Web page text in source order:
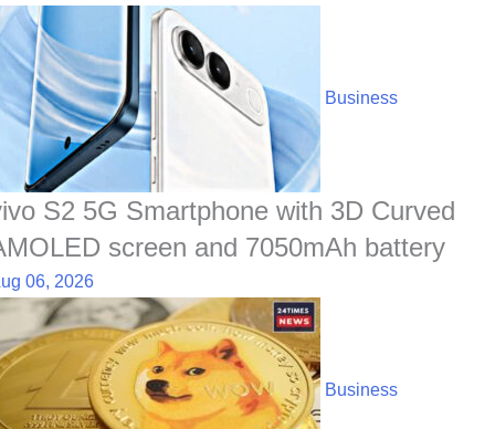
Business
S2 5G Smartphone with 3D Curved
screen and 7050mAh battery
06, 2026
Business